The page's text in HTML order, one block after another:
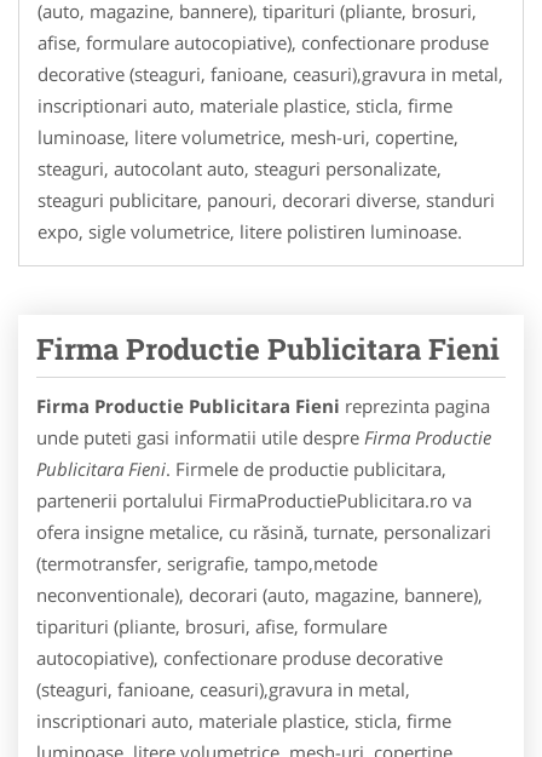
(auto, magazine, bannere), tiparituri (pliante, brosuri,
afise, formulare autocopiative), confectionare produse
decorative (steaguri, fanioane, ceasuri),gravura in metal,
inscriptionari auto, materiale plastice, sticla, firme
luminoase, litere volumetrice, mesh-uri, copertine,
steaguri, autocolant auto, steaguri personalizate,
steaguri publicitare, panouri, decorari diverse, standuri
expo, sigle volumetrice, litere polistiren luminoase.
Firma Productie Publicitara Fieni
Firma Productie Publicitara Fieni reprezinta pagina
unde puteti gasi informatii utile despre Firma Productie
Publicitara Fieni. Firmele de productie publicitara,
partenerii portalului FirmaProductiePublicitara.ro va
ofera insigne metalice, cu răsină, turnate, personalizari
(termotransfer, serigrafie, tampo,metode
neconventionale), decorari (auto, magazine, bannere),
tiparituri (pliante, brosuri, afise, formulare
autocopiative), confectionare produse decorative
(steaguri, fanioane, ceasuri),gravura in metal,
inscriptionari auto, materiale plastice, sticla, firme
luminoase, litere volumetrice, mesh-uri, copertine,